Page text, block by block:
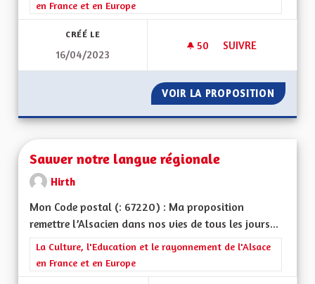
en France et en Europe
CRÉÉ LE
16/04/2023
50 50 ABONNÉS
SUIVRE
VOIR LA PROPOSITION
Sauver notre langue régionale
Hirth
Mon Code postal (: 67220) : Ma proposition
remettre l’Alsacien dans nos vies de tous les jours...
Filtrer les résultats de la catégorie : La Culture, l'Education et
La Culture, l'Education et le rayonnement de l'Alsace
en France et en Europe